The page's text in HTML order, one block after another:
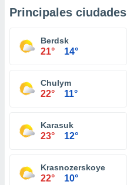
Principales ciudades
Berdsk
21° 14°
Chulym
22° 11°
Karasuk
23° 12°
Krasnozerskoye
22° 10°